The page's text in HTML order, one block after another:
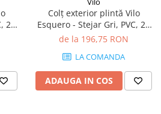
20
Colț exterior plintă Vilo
Esquero - Stejar Gri, PVC, 20
buc/cutie, compatibil plintă
de la 196,75 RON
LA COMANDA
ADAUGA IN COS